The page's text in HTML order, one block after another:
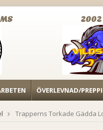
2002
ÖVERLEVNAD/
Trapperns Torkade Gädda